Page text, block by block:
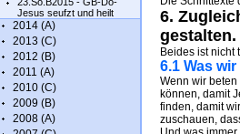
Jesus seufzt und heilt
2014 (A)
2013 (C)
2012 (B)
2011 (A)
2010 (C)
2009 (B)
2008 (A)
6.
gestalten.
Beides ist nicht
6.1 Was
Wenn wir
können, damit
finden, damit
zuschauen,